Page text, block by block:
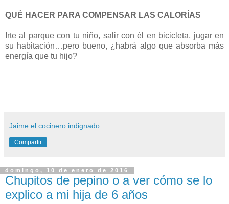
QUÉ HACER PARA COMPENSAR LAS CALORÍAS
Irte al parque con tu niño, salir con él en bicicleta, jugar en
su habitación…pero bueno, ¿habrá algo que absorba más
energía que tu hijo?
Jaime el cocinero indignado
Compartir
domingo, 10 de enero de 2016
Chupitos de pepino o a ver cómo se lo
explico a mi hija de 6 años